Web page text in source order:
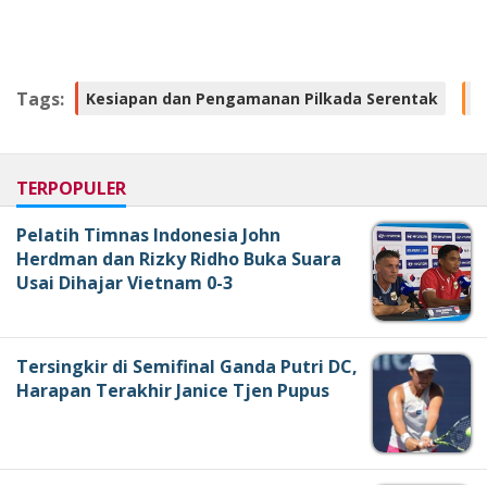
Tags: Kesiapan dan Pengamanan Pilkada Serentak
TERPOPULER
Pelatih Timnas Indonesia John
Herdman dan Rizky Ridho Buka Suara
Usai Dihajar Vietnam 0-3
Tersingkir di Semifinal Ganda Putri DC,
Harapan Terakhir Janice Tjen Pupus